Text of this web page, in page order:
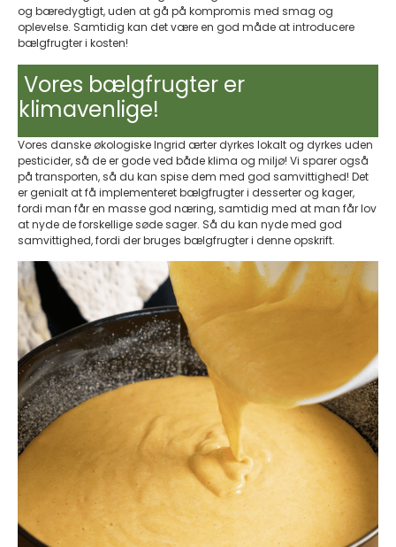
og bæredygtigt, uden at gå på kompromis med smag og
oplevelse. Samtidig kan det være en god måde at introducere
bælgfrugter i kosten!
Vores bælgfrugter er
klimavenlige!
Vores danske økologiske Ingrid ærter dyrkes lokalt og dyrkes uden
pesticider, så de er gode ved både klima og miljø! Vi sparer også
på transporten, så du kan spise dem med god samvittighed! Det
er genialt at få implementeret bælgfrugter i desserter og kager,
fordi man får en masse god næring, samtidig med at man får lov
at nyde de forskellige søde sager. Så du kan nyde med god
samvittighed, fordi der bruges bælgfrugter i denne opskrift.